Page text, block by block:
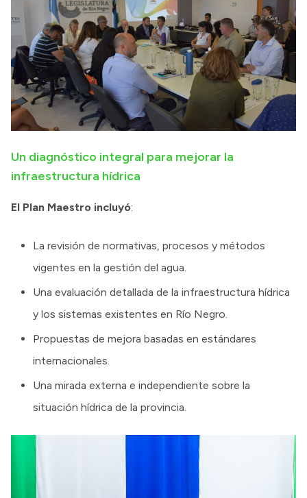
Un diagnóstico integral para mejorar la
infraestructura hídrica
El Plan Maestro incluyó:
La revisión de normativas, procesos y métodos
vigentes en la gestión del agua.
Una evaluación detallada de la infraestructura hídrica
y los sistemas existentes en Río Negro.
Propuestas de mejora basadas en estándares
internacionales.
Una mirada externa e independiente sobre la
situación hídrica de la provincia.